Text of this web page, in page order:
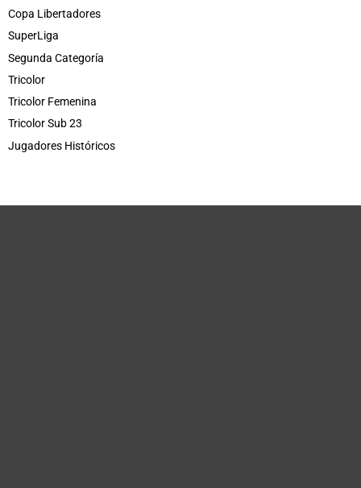
Copa Libertadores
SuperLiga
Segunda Categoría
Tricolor
Tricolor Femenina
Tricolor Sub 23
Jugadores Históricos